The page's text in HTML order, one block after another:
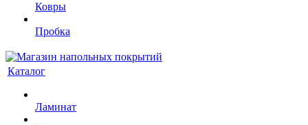
Ковры
Пробка
Каталог
Ламинат